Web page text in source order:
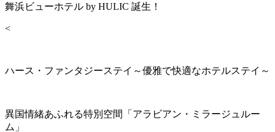
舞浜ビューホテル by HULIC 誕生！
<
ハース・ファンタジーステイ～優雅で快適なホテルステイ～
異国情緒あふれる特別空間「アラビアン・ミラージュルー
ム」